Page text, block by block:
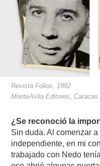
Revista Folios, 1992
MonteAvila Editores, Caracas
¿Se reconoció la
Sin duda. Al comenzar
independiente, en mi
trabajado con Nedo